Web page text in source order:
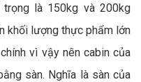
là 150kg và 200kg
khối lượng thực phẩm lớn
vì vậy nên cabin của
sàn. Nghĩa là sàn của